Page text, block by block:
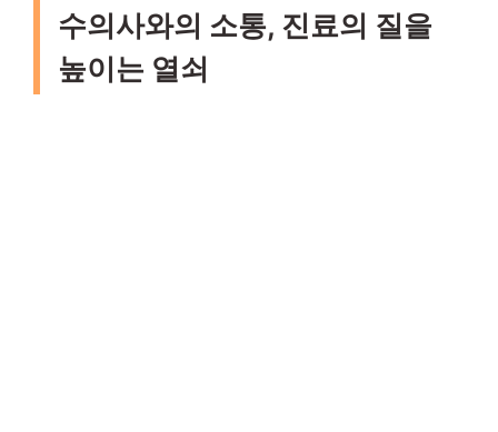
수의사와의 소통, 진료의 질을
높이는 열쇠